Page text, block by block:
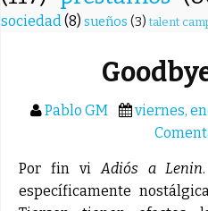
sociedad(8) sueños (3) talent
Pablo GM viernes,
Por fin viAdiós a Lenin
específicamente